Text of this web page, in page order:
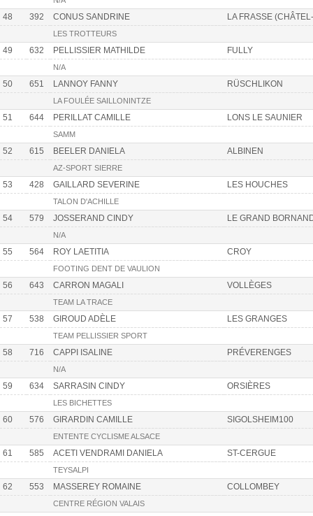
48 392 CONUS SANDRINE LA FRASSE
LES TROTTEURS
49 632 PELLISSIER MATHILDE FULLY
N/A
50 651 LANNOY FANNY RÜSCHLIKON
LA FOULÉE SAILLONINTZE
51 644 PERILLAT CAMILLE LONS LE SAUNIER
SAMM
52 615 BEELER DANIELA ALBINEN
AZ-SPORT SIERRE
53 428 GAILLARD SEVERINE LES HOUCHES
TALON D'ACHILLE
54 579 JOSSERAND CINDY LE GRAND
N/A
55 564 ROY LAETITIA CROY
FOOTING DENT DE VAULION
56 643 CARRON MAGALI VOLLÈGES
TEAM LA TRACE
57 538 GIROUD ADÈLE LES GRANGES
TEAM PELLISSIER SPORT
58 716 CAPPI ISALINE PRÉVERENGES
N/A
59 634 SARRASIN CINDY ORSIÈRES
LES BICHETTES
60 576 GIRARDIN CAMILLE SIGOLSHEIM100
ENTENTE CYCLISME ALSACE
61 585 ACETI VENDRAMI DANIELA ST-CERGUE
TEYSALPI
62 553 MASSEREY ROMAINE COLLOMBEY
CENTRE RÉGION VALAIS